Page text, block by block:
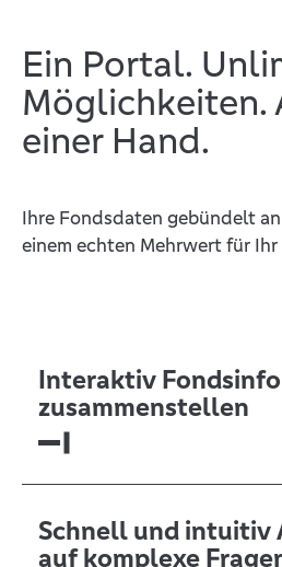
Ein Portal.
Möglichkeiten.
einer Hand.
Ihre Fondsdaten gebündelt
einem echten Mehrwert für Ihr
Interaktiv
zusammenstellen
Schnell und intuitiv
auf komplexe